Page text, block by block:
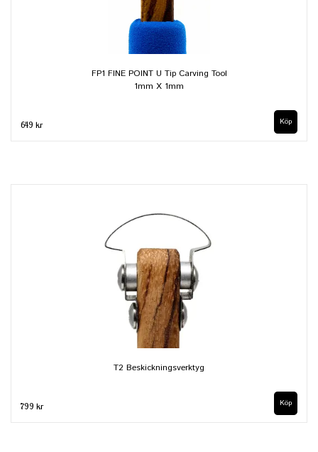
FP1 FINE POINT U Tip Carving Tool
1mm X 1mm
649 kr
T2 Beskickningsverktyg
799 kr